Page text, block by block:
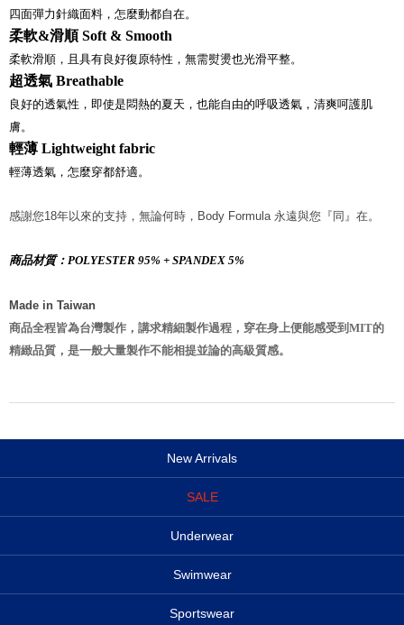
四面彈力針織面料，怎麼動都自在。
柔軟&滑順Soft & Smooth
柔軟滑順，且具有良好復原特性，無需熨燙也光滑平整。
超透氣 Breathable
良好的透氣性，即使是悶熱的夏天，也能自由的呼吸透氣，清爽呵護肌
膚。
輕薄 Lightweight fabric
輕薄透氣，怎麼穿都舒適。
感謝您18年以來的支持，無論何時，Body Formula 永遠與您『同』在。
商品材質：POLYESTER 95% + SPANDEX 5%
Made in Taiwan
商品全程皆為台灣製作，講求精細製作過程，穿在身上便能感受到MIT的
精緻品質，是一般大量製作不能相提並論的高級質感。
New Arrivals
SALE
Underwear
Swimwear
Sportswear